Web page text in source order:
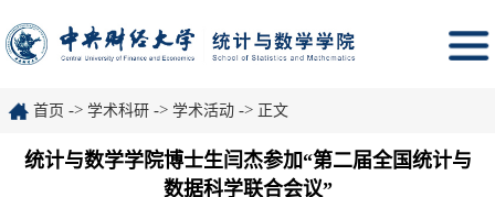
首页 -> 学术科研 -> 学术活动 -> 正文
统计与数学学院博士生闫杰参加“第二届全国统计与
数据科学联合会议”